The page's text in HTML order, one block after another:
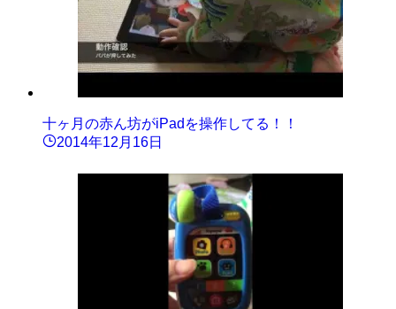
十ヶ月の赤ん坊がiPadを操作してる！！
2014年12月16日